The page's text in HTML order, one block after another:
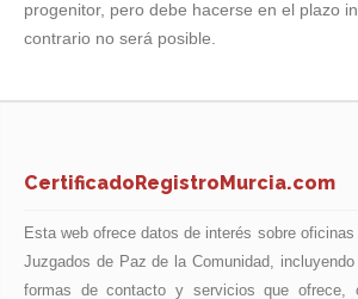
progenitor, pero debe hacerse en el plazo
contrario no será posible.
CertificadoRegistroMurcia.com
Esta web ofrece datos de interés sobre
Juzgados de Paz de la Comunidad, incluyendo
formas de contacto y servicios que ofrece,